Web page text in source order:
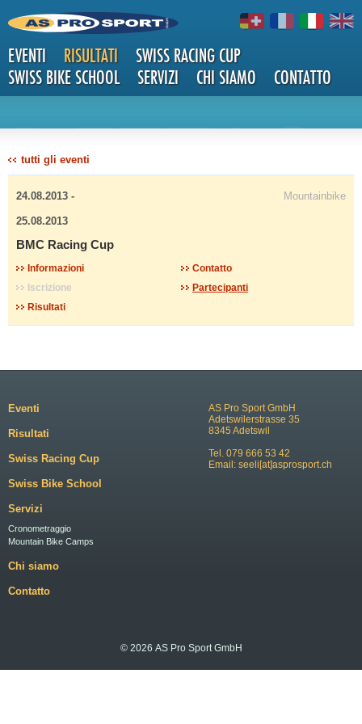
EVENTI RISULTATI
SWISS RACING CUP
SWISS BIKE SCHOOL
SERVIZI CHI SIAMO CONTATTO
DETTAG
LI
tutti gli eventi
24.08.2013 -
25.08.2013
Mountainbike
BMC Racing Cup
Informazioni
Contatto
Iscrizione
Partecipanti
Risultati
AS Pro Sport GmbH
Adetswilerstrasse 35
8345 Adetswil
Tel. 079 666 53 42
Email: seeli[at]asprosport.ch
Eventi
Risultati
Swiss Racing Cup
Swiss Bike School
Servizi
Cronometraggio
Mountain Bike Camps
Chi siamo
Contatto
© 2026 AS Pro Sport GmbH